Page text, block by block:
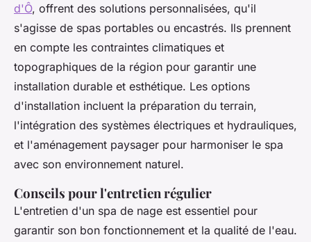
d'Ô, offrent des solutions personnalisées, qu'il
s'agisse de spas portables ou encastrés. Ils prennent
en compte les contraintes climatiques et
topographiques de la région pour garantir une
installation durable et esthétique. Les options
d'installation incluent la préparation du terrain,
l'intégration des systèmes électriques et hydrauliques,
et l'aménagement paysager pour harmoniser le spa
avec son environnement naturel.
Conseils pour l'entretien régulier
L'entretien d'un spa de nage est essentiel pour
garantir son bon fonctionnement et la qualité de l'eau.